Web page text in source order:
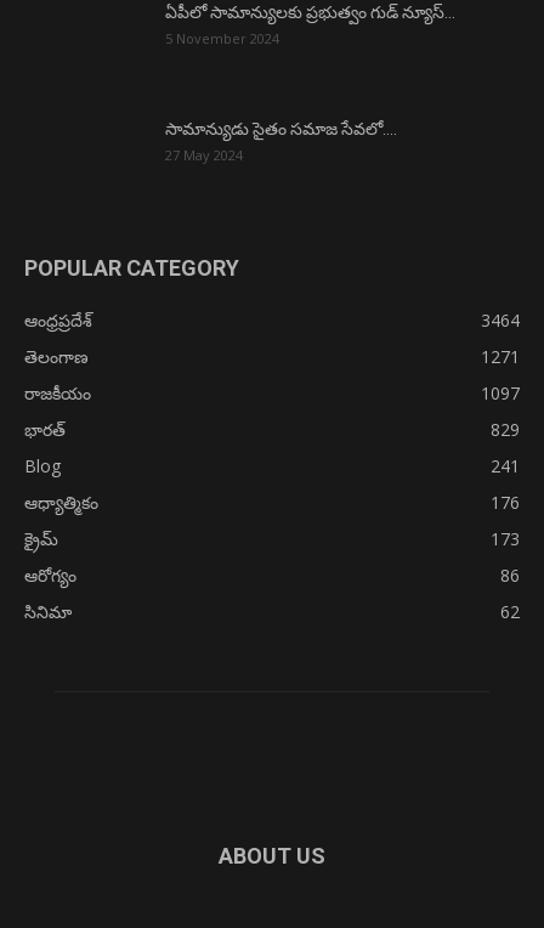
ఏపీలో సామాన్యులకు ప్రభుత్వం గుడ్ న్యూస్…
5 November 2024
సామాన్యుడు సైతం సమాజ సేవలో….
27 May 2024
POPULAR CATEGORY
ఆంధ్రప్రదేశ్
3464
తెలంగాణ
1271
రాజకీయం
1097
భారత్
829
Blog
241
ఆధ్యాత్మికం
176
క్రైమ్
173
ఆరోగ్యం
86
సినిమా
62
ABOUT US